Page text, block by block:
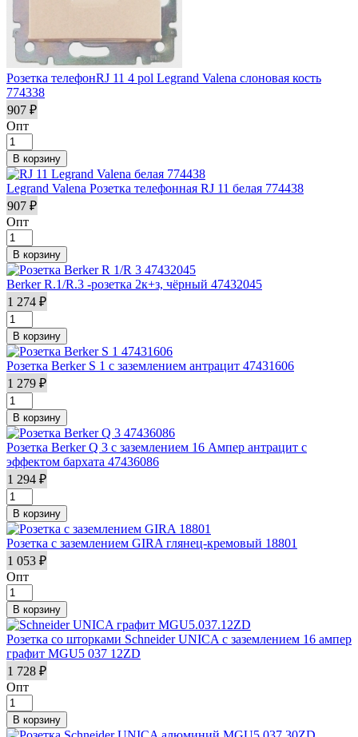
Розетка телефонRJ 11 4 pol Legrand Valena слоновая кость
774338
907 ₽
Опт
Legrand Valena Розетка телефонная RJ 11 белая 774438
907 ₽
Опт
Berker R.1/R.3 -розетка 2к+з, чёрный 47432045
1 274 ₽
Розетка Berker S 1 с заземлением антрацит 47431606
1 279 ₽
Розетка Berker Q 3 с заземлением 16 Ампер антрацит с
эффектом бархата 47436086
1 294 ₽
Розетка с заземлением GIRA глянец-кремовый 18801
1 053 ₽
Опт
Розетка cо шторками Schneider UNICA с заземлением 16 ампер
графит MGU5 037 12ZD
1 728 ₽
Опт